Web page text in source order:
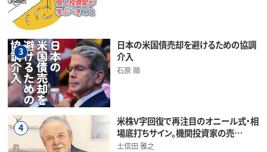
3
日本の米国債売却を避けるための協調
介入
石原 順
4
米株V字回復で再注目のオニール式・相
場底打ちサイン。機関投資家の売…
土信田 雅之